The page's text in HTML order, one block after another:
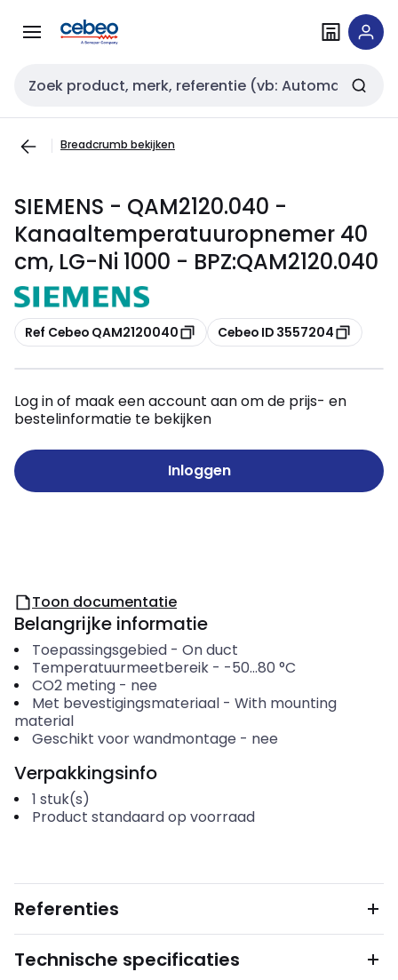
naar
naar
Zoekveld invoer
Breadcrumb bekijken
SIEMENS - QAM2120.040 -
Kanaaltemperatuuropnemer 40
cm, LG-Ni 1000 - BPZ:QAM2120.040
Kopiëren
Ref Cebeo QAM2120040 Kopiëren
Cebeo ID 3557204
Log in of maak een account aan om de prijs- en
bestelinformatie te bekijken
Inloggen
Toon documentatie
Belangrijke informatie
Toepassingsgebied- On duct
Temperatuurmeetbereik- -50...80 °C
CO2 meting- nee
Met bevestigingsmateriaal- With mounting
material
Geschikt voor wandmontage - nee
Verpakkingsinfo
1 stuk(s)
Product standaard op voorraad
Referenties
Technische specificaties